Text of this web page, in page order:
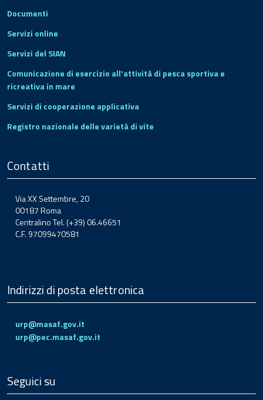
Documenti
Servizi online
Servizi del SIAN
Comunicazione di esercizio all'attività di pesca sportiva e
ricreativa in mare
Servizi di cooperazione applicativa
Registro nazionale delle varietà di vite
Contatti
Via XX Settembre, 20
00187 Roma
Centralino Tel. (+39) 06.46651
C.F. 97099470581
Indirizzi di posta elettronica
urp@masaf.gov.it
urp@pec.masaf.gov.it
Seguici su